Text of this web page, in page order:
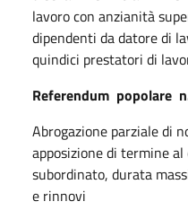
lavoro con anzianità
dipendenti da datore di
quindici prestatori di
Referendum popolare
Abrogazione parziale di
apposizione di termine
subordinato, durata
e rinnovi